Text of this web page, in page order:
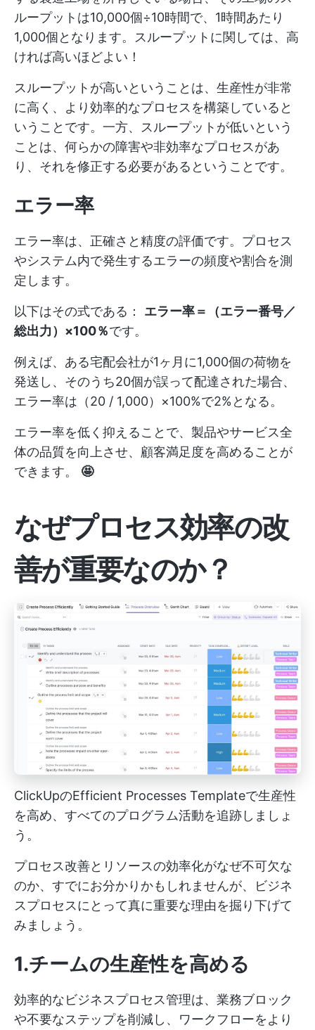
ループットは10,000個÷10時間で、1時間あたり
1,000個となります。スループットに関しては、高
ければ高いほどよい！
スループットが高いということは、生産性が非常
に高く、より効率的なプロセスを構築していると
いうことです。一方、スループットが低いという
ことは、何らかの障害や非効率なプロセスがあ
り、それを修正する必要があるということです。
エラー率
エラー率は、正確さと精度の評価です。プロセス
やシステム内で発生するエラーの頻度や割合を測
定します。
以下はその式である： エラー率＝（エラー番号／
総出力）×100％です。
例えば、ある宅配会社が1ヶ月に1,000個の荷物を
発送し、そのうち20個が誤って配達された場合、
エラー率は（20 / 1,000）×100%で2%となる。
エラー率を低く抑えることで、製品やサービス全
体の品質を向上させ、顧客満足度を高めることが
できます。 🤩
なぜプロセス効率の改
善が重要なのか？
ClickUpのEfficient Processes Templateで生産性
を高め、すべてのプログラム活動を追跡しましょ
う。
プロセス改善とリソースの効率化がなぜ不可欠な
のか、すでにお分かりかもしれませんが、ビジネ
スプロセスにとって真に重要な理由を掘り下げて
みましょう。
1.チームの生産性を高める
効率的なビジネスプロセス管理は、業務ブロック
や不要なステップを削減し、ワークフローをより